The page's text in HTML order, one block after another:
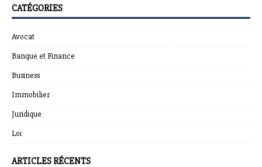
CATÉGORIES
Avocat
Banque et Finance
Business
Immobilier
Juridique
Loi
ARTICLES RÉCENTS